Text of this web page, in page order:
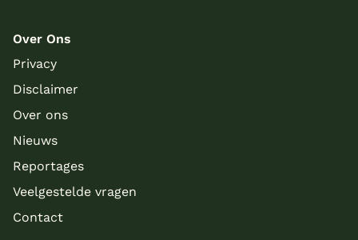
Over Ons
Privacy
Disclaimer
Over ons
Nieuws
Reportages
Veelgestelde vragen
Contact